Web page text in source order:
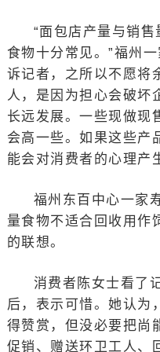
“面包店产量与销
食物十分常见。”福州
诉记者，之所以不愿将
人，是因为担心会破坏
长远发展。一些现做现
会高一些。如果这些产
能会对消费者的心理产
福州东百中心一家
量食物不适合回收用作
的联想。
消费者陈女士看了
后，表示可惜。她认为
得赞赏，但没必要把尚
促销、赠送环卫工人、